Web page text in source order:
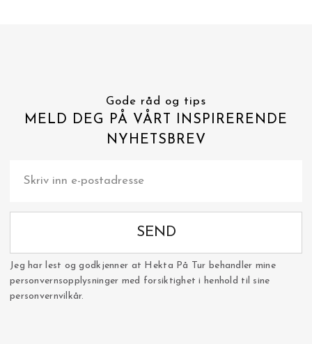
Gode råd og tips
MELD DEG PÅ VÅRT INSPIRERENDE
NYHETSBREV
SEND
Jeg har lest og godkjenner at Hekta På Tur behandler mine
personvernsopplysninger med forsiktighet i henhold til sine
personvernvilkår.